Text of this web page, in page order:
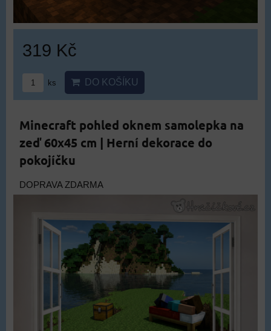
319 Kč
ks DO KOŠÍKU
Minecraft pohled oknem samolepka na
zeď 60x45 cm | Herní dekorace do
pokojíčku
DOPRAVA ZDARMA